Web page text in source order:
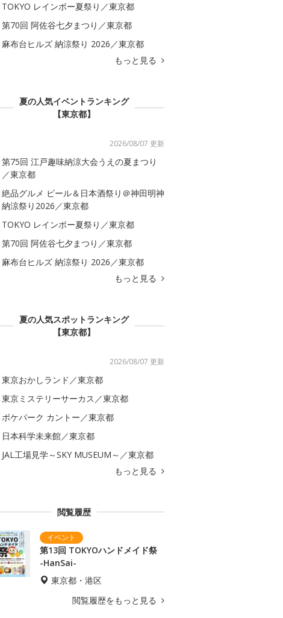
TOKYO レインボー夏祭り／東京都
第70回 阿佐谷七夕まつり／東京都
麻布台ヒルズ 納涼祭り 2026／東京都
もっと見る
夏の人気イベントランキング
【東京都】
2026/08/07 更新
第75回 江戸趣味納涼大会うえの夏まつり
／東京都
絶品グルメ ビール＆日本酒祭り＠神田明神
納涼祭り2026／東京都
TOKYO レインボー夏祭り／東京都
第70回 阿佐谷七夕まつり／東京都
麻布台ヒルズ 納涼祭り 2026／東京都
もっと見る
夏の人気スポットランキング
【東京都】
2026/08/07 更新
東京おかしランド／東京都
東京ミステリーサーカス／東京都
ポケパーク カントー／東京都
日本科学未来館／東京都
JAL工場見学～SKY MUSEUM～／東京都
もっと見る
閲覧履歴
第13回 TOKYOハンドメイド祭
-HanSai-
東京都・港区
閲覧履歴をもっと見る